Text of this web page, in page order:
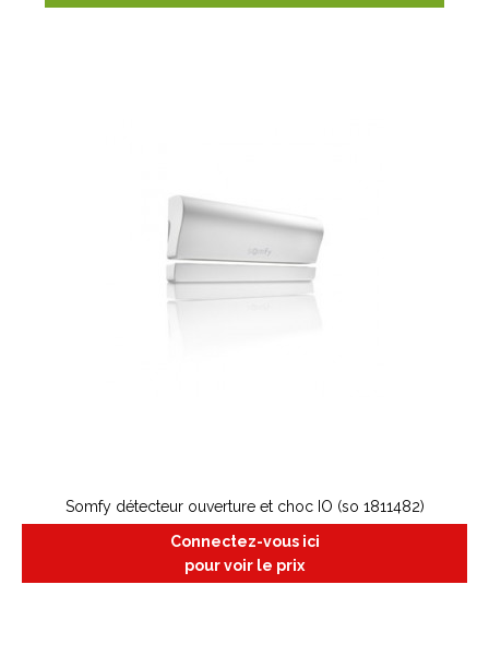
Somfy détecteur ouverture et choc IO (so 1811482)
Connectez-vous ici
pour voir le prix